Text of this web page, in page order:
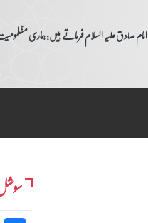
امام صادق علیہ السلام فرماتے ہیں: ہماری